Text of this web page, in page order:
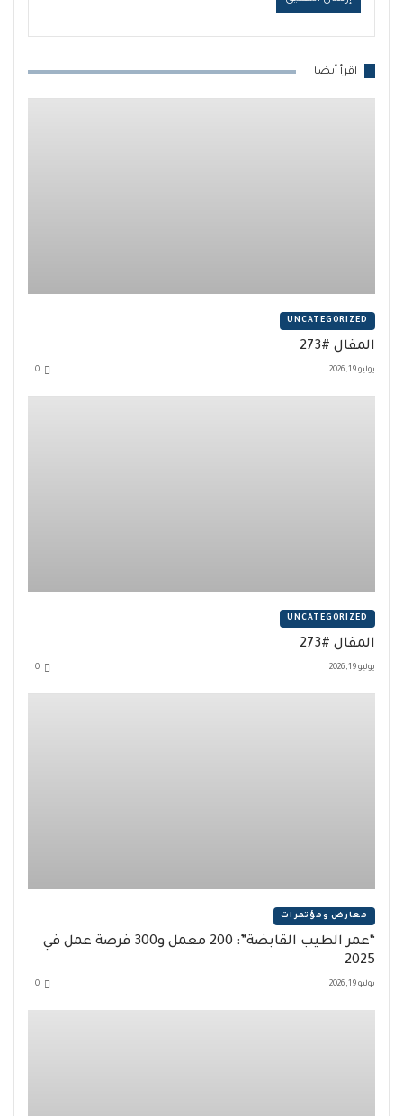
اقرأ أيضا
UNCATEGORIZED
المقال #273
يوليو 19, 2026 0
UNCATEGORIZED
المقال #273
يوليو 19, 2026 0
معارض ومؤتمرات
“عمر الطيب القابضة”: 200 معمل و300 فرصة عمل في
2025
يوليو 19, 2026 0